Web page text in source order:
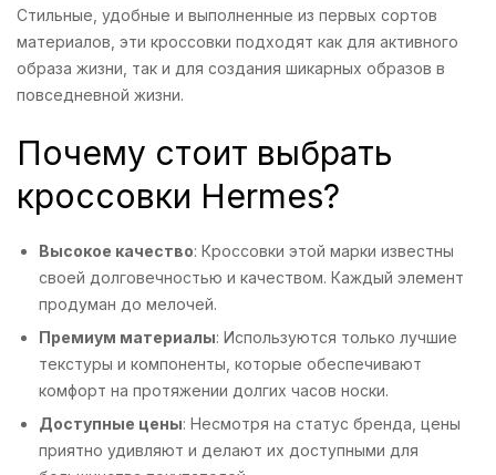
Стильные, удобные и выполненные из первых сортов
материалов, эти кроссовки подходят как для активного
образа жизни, так и для создания шикарных образов в
повседневной жизни.
Почему стоит выбрать
кроссовки Hermes?
Высокое качество: Кроссовки этой марки известны
своей долговечностью и качеством. Каждый элемент
продуман до мелочей.
Премиум материалы: Используются только лучшие
текстуры и компоненты, которые обеспечивают
комфорт на протяжении долгих часов носки.
Доступные цены: Несмотря на статус бренда, цены
приятно удивляют и делают их доступными для